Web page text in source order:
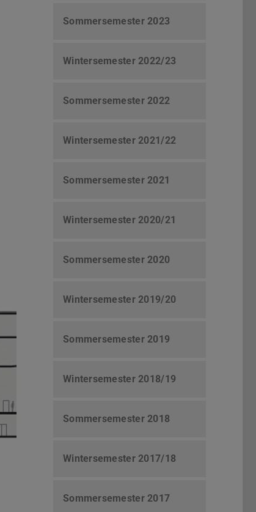
Sommersemester 2023
Wintersemester 2022/23
Sommersemester 2022
Wintersemester 2021/22
Sommersemester 2021
Wintersemester 2020/21
Sommersemester 2020
Wintersemester 2019/20
Sommersemester 2019
Wintersemester 2018/19
Sommersemester 2018
Wintersemester 2017/18
Sommersemester 2017